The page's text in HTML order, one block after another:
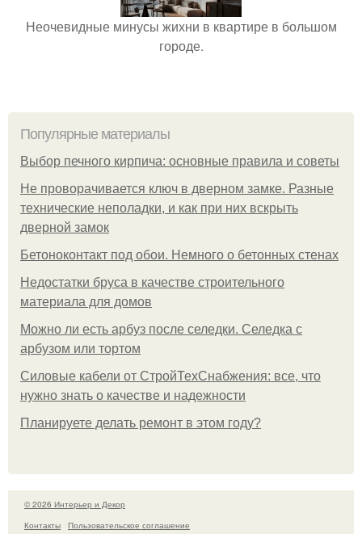
Неочевидные минусы жихни в квартире в большом
городе.
Популярные материалы
Выбор печного кирпича: основные правила и советы
Не проворачивается ключ в дверном замке. Разные
технические неполадки, и как при них вскрыть
дверной замок
Бетоноконтакт под обои. Немного о бетонных стенах
Недостатки бруса в качестве строительного
материала для домов
Можно ли есть арбуз после селедки. Селедка с
арбузом или тортом
Силовые кабели от СтройТехСнабжения: все, что
нужно знать о качестве и надежности
Планируете делать ремонт в этом году?
© 2026 Интерьер и Декор
Контакты
Пользовательское соглашение